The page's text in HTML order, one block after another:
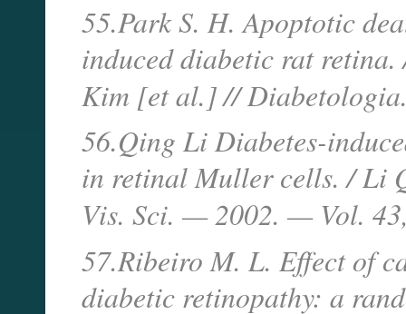
55.Park S. H. Apoptotic
induced diabetic rat retina.
Kim [et al.] //
56.Qing Li Diabetes-
in retinal Muller cells. / Li
Vis. Sci. — 2002. — Vol.
57.Ribeiro M. L. Effect of
diabetic retinopathy: a